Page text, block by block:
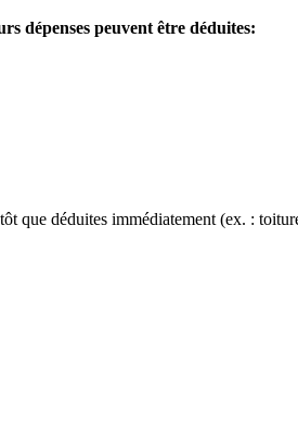
dépenses peuvent être déduites:
que déduites immédiatement (ex. :